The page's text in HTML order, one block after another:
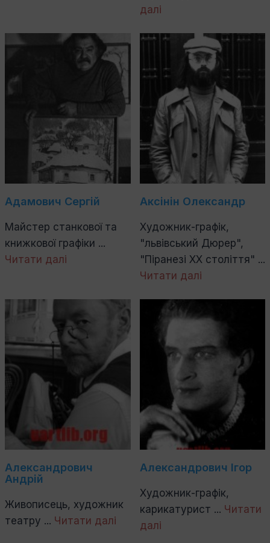
далі
Адамович Сергій
Майстер станкової та
книжкової графіки ...
Читати далі
Аксінін Олександр
Художник-графік,
"львівський Дюрер",
"Піранезі ХХ століття" ...
Читати далі
Александрович
Андрій
Живописець, художник
театру ... Читати далі
Александрович Ігор
Художник-графік,
карикатурист ... Читати
далі